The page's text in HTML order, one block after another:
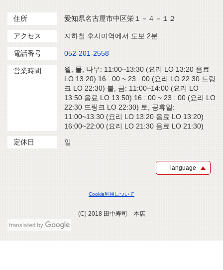
住所 愛知県名古屋市中区栄１－４－１２
アクセス 지하철 후시미역에서 도보 2분
電話番号 052-201-2558
営業時間
월, 물, 나무: 11:00~13:30 (요리 LO 13:20 음료
LO 13:20) 16 : 00 ~ 23 : 00 (요리 LO 22:30 드링
크 LO 22:30) 불, 금: 11:00~14:00 (요리 LO
13:50 음료 LO 13:50) 16 : 00 ~ 23 : 00 (요리 LO
22:30 드링크 LO 22:30) 토, 공휴일:
11:00~13:30 (요리 LO 13:20 음료 LO 13:20)
16:00~22:00 (요리 LO 21:30 음료 LO 21:30)
定休日
일
language
Cookie利用について
(C) 2018 田中寿司 本店